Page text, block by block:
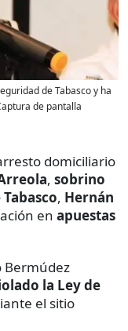
de Tabasco y ha
de pantalla
domiciliario
, sobrino
, Hernán
en apuestas
Bermúdez
la Ley de
el sitio